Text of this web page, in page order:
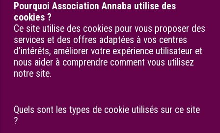
Pourquoi Association Annaba utilise des
cookies ?
Ce site utilise des cookies pour vous proposer des
services et des offres adaptées à vos centres
d’intérêts, améliorer votre expérience utilisateur et
nous aider à comprendre comment vous utilisez
notre site.
Quels sont les types de cookie utilisés sur ce site
?